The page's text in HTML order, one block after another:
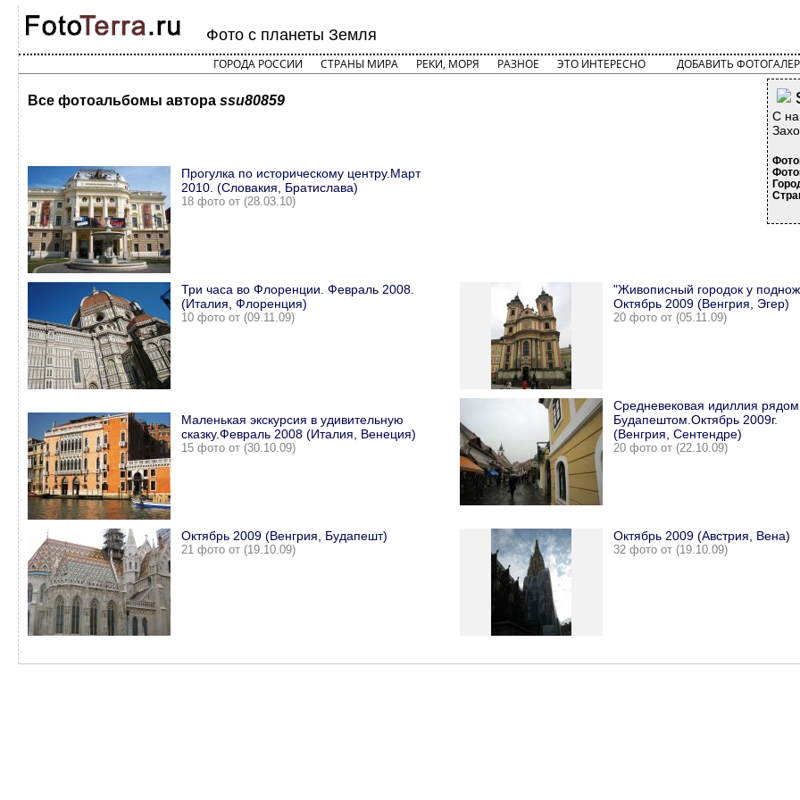
Фото с планеты Земля
ГОРОДА РОССИИ СТРАНЫ МИРА РЕКИ, МОРЯ РАЗНОЕ ЭТО ИНТЕРЕСНО ДОБАВИТЬ
С
Все фотоальбомы автора ssu80859
Прогулка по историческому центру.Март
2010. (Словакия, Братислава)
18 фото от (28.03.10)
Три часа во Флоренции. Февраль 2008.
(Италия, Флоренция)
10 фото от (09.11.09)
"Живописный городок у
Октябрь 2009 (Венгрия, Эгер)
20 фото от (05.11.09)
Маленькая экскурсия в удивительную
сказку.Февраль 2008 (Италия, Венеция)
15 фото от (30.10.09)
Средневековая идиллия
Будапештом.Октябрь 2009г.
(Венгрия, Сентендре)
20 фото от (22.10.09)
Октябрь 2009 (Венгрия, Будапешт)
21 фото от (19.10.09)
Октябрь 2009 (Австрия, Вена)
32 фото от (19.10.09)